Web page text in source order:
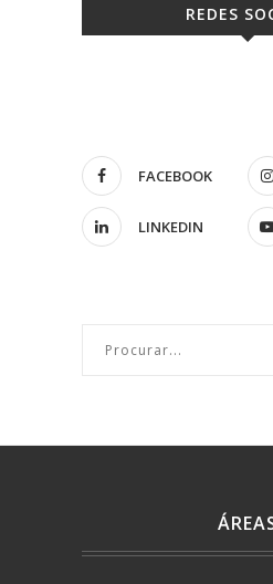
REDES
FACEBOOK
LINKEDIN